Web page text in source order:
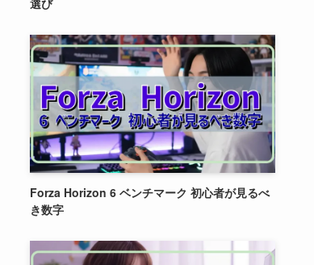
選び
Forza Horizon 6 ベンチマーク 初心者が見るべ
き数字